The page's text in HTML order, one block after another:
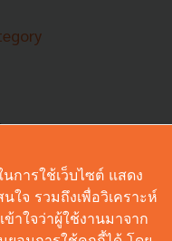
การใช้เว็บไซต์ แสดง
จ รวมถึงเพื่อวิเคราะห์
ข้าใจว่าผู้ใช้งานมาจาก